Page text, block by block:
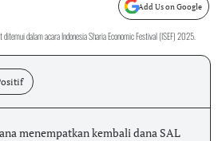
Add Us on Google
dalam acara Indonesia Sharia Economic Festival (ISEF) 2025.
menempatkan kembali dana SAL